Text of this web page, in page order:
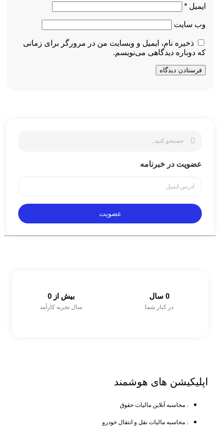
ایمیل *
وب‌ سایت
ذخیره نام، ایمیل و وبسایت من در مرورگر برای زمانی
که دوباره دیدگاهی می‌نویسم.
عضویت در خبرنامه
عضویت
در کنار شما
0
سال تجربه کارآمد
بیش از 0
اپلیکیشن های هوشمند
محاسبه آنلاین مالیات حقوق
محاسبه مالیات نقل و انتقال خودرو